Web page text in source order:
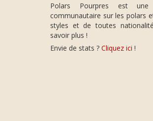
Polars Pourpres est
communautaire sur les polars
styles et de toutes
savoir plus !
Envie de stats ? Cliquez ici !